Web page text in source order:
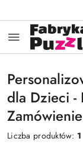
dla Dzieci -
Zamówienie
Liczba produktów: 1